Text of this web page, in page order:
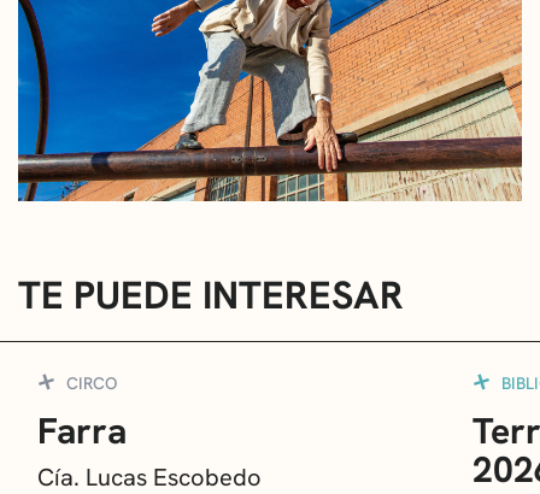
TE PUEDE INTERESAR
CIRCO
Farra
Cía. Lucas Escobedo